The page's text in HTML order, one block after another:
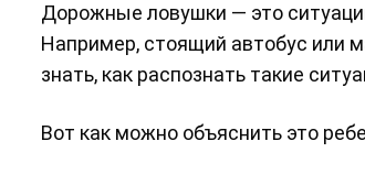
Дорожные ловушки — это
Например, стоящий автобус или
знать, как распознать такие
Вот как можно объяснить это